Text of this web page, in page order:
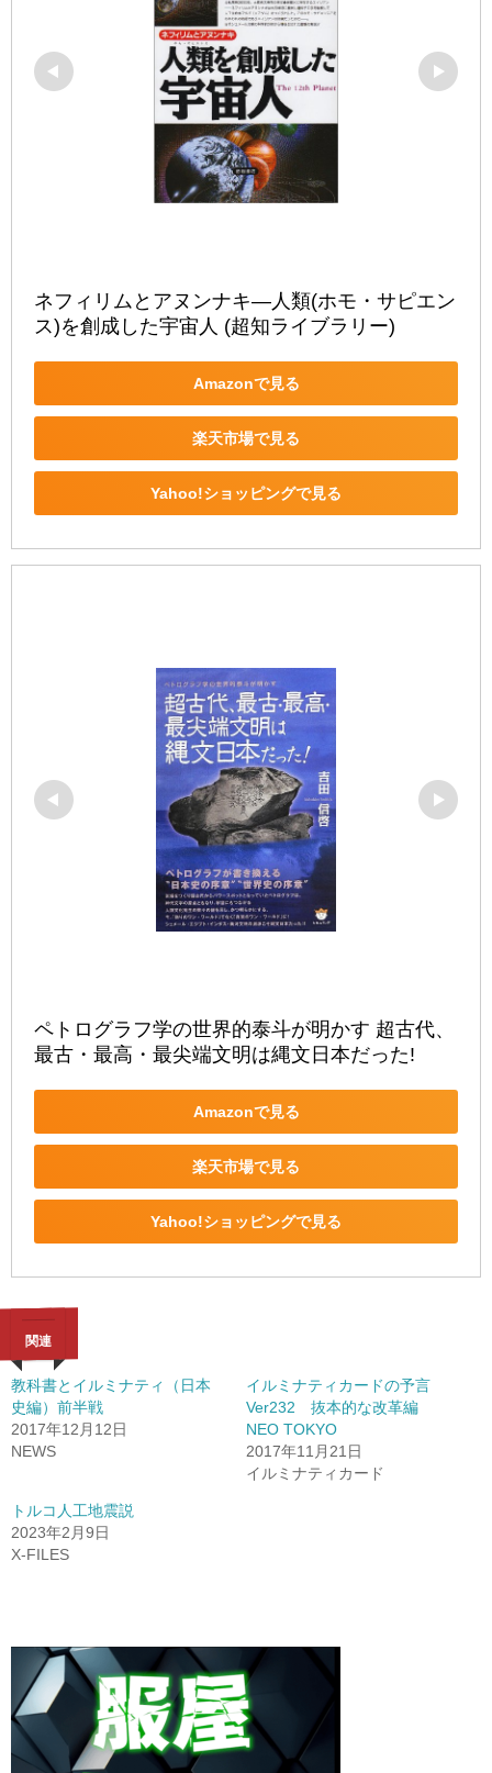
ネフィリムとアヌンナキ―人類(ホモ・サピエン
ス)を創成した宇宙人 (超知ライブラリー)
Amazonで見る
楽天市場で見る
Yahoo!ショッピングで見る
ペトログラフ学の世界的泰斗が明かす 超古代、
最古・最高・最尖端文明は縄文日本だった!
Amazonで見る
楽天市場で見る
Yahoo!ショッピングで見る
関連
教科書とイルミナティ（日本
史編）前半戦
2017年12月12日
NEWS
イルミナティカードの予言
Ver232 抜本的な改革編
NEO TOKYO
2017年11月21日
イルミナティカード
トルコ人工地震説
2023年2月9日
X-FILES